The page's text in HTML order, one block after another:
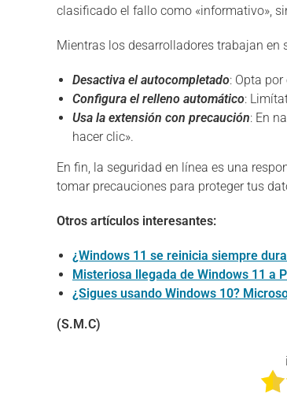
clasificado el fallo como «informativo»,
Mientras los desarrolladores trabajan en
Desactiva el autocompletado: Opta
Configura el relleno automático:
Usa la extensión con precaución: En
hacer clic».
En fin, la seguridad en línea es una
tomar precauciones para proteger tus
Otros artículos interesantes:
¿Windows 11 se reinicia siempre
Misteriosa llegada de Windows 11 a
¿Sigues usando Windows 10?
(S.M.C)